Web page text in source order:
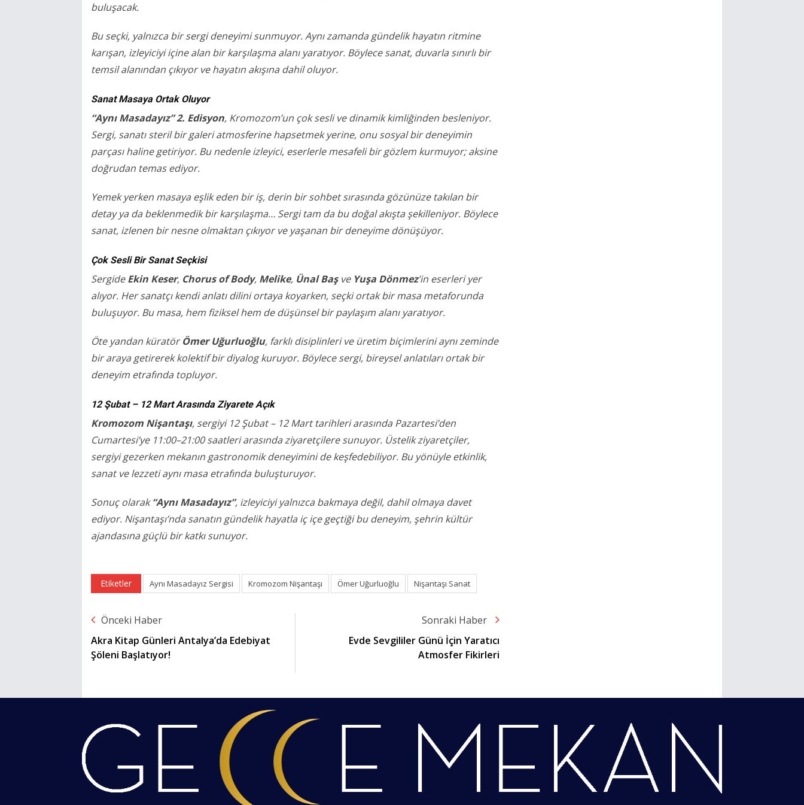
buluşacak.
Bu seçki, yalnızca bir sergi deneyimi sunmuyor. Aynı zamanda gündelik hayatın ritmine
karışan, izleyiciyi içine alan bir karşılaşma alanı yaratıyor. Böylece sanat, duvarla sınırlı bir
temsil alanından çıkıyor ve hayatın akışına dahil oluyor.
Sanat Masaya Ortak Oluyor
“Aynı Masadayız” 2. Edisyon, Kromozom’un çok sesli ve dinamik kimliğinden besleniyor.
Sergi, sanatı steril bir galeri atmosferine hapsetmek yerine, onu sosyal bir deneyimin
parçası haline getiriyor. Bu nedenle izleyici, eserlerle mesafeli bir gözlem kurmuyor; aksine
doğrudan temas ediyor.
Yemek yerken masaya eşlik eden bir iş, derin bir sohbet sırasında gözünüze takılan bir
detay ya da beklenmedik bir karşılaşma… Sergi tam da bu doğal akışta şekilleniyor. Böylece
sanat, izlenen bir nesne olmaktan çıkıyor ve yaşanan bir deneyime dönüşüyor.
Çok Sesli Bir Sanat Seçkisi
SergideEkin Keser, Chorus of Body, Melike, Ünal Başve Yuşa Dönmez’in eserleri yer
alıyor. Her sanatçı kendi anlatı dilini ortaya koyarken, seçki ortak bir masa metaforunda
buluşuyor. Bu masa, hem fiziksel hem de düşünsel bir paylaşım alanı yaratıyor.
Öte yandan küratörÖmer Uğurluoğlu, farklı disiplinleri ve üretim biçimlerini aynı zeminde
bir araya getirerek kolektif bir diyalog kuruyor. Böylece sergi, bireysel anlatıları ortak bir
deneyim etrafında topluyor.
12 Şubat – 12 Mart Arasında Ziyarete Açık
Kromozom Nişantaşı, sergiyi 12 Şubat – 12 Mart tarihleri arasında Pazartesi’den
Cumartesi’ye 11:00–21:00 saatleri arasında ziyaretçilere sunuyor. Üstelik ziyaretçiler,
sergiyi gezerken mekanın gastronomik deneyimini de keşfedebiliyor. Bu yönüyle etkinlik,
sanat ve lezzeti aynı masa etrafında buluşturuyor.
Sonuç olarak“Aynı Masadayız”, izleyiciyi yalnızca bakmaya değil, dahil olmaya davet
ediyor. Nişantaşı’nda sanatın gündelik hayatla iç içe geçtiği bu deneyim, şehrin kültür
ajandasına güçlü bir katkı sunuyor.
Etiketler Aynı Masadayız Sergisi Kromozom Nişantaşı Ömer Uğurluoğlu Nişantaşı Sanat
Önceki Haber
Akra Kitap Günleri Antalya’da Edebiyat
Şöleni Başlatıyor!
Sonraki Haber
Evde Sevgililer Günü İçin Yaratıcı
Atmosfer Fikirleri